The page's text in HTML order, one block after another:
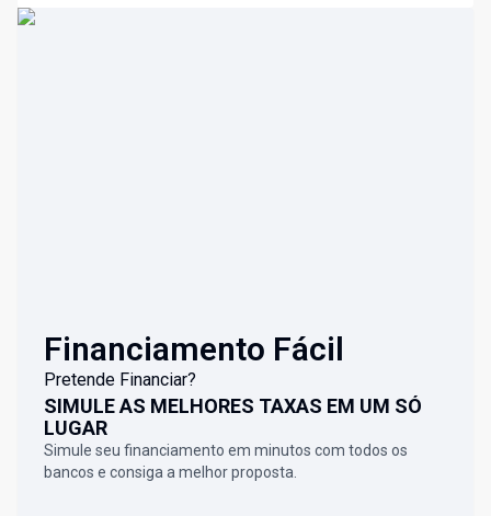
Financiamento Fácil
Pretende Financiar?
SIMULE AS MELHORES TAXAS EM UM SÓ
LUGAR
Simule seu financiamento em minutos com todos os
bancos e consiga a melhor proposta.